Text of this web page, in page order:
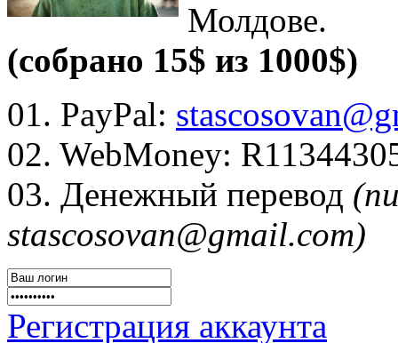
Молдове.
(собрано 15$ из 1000$)
01. PayPal:
02. WebMoney:
03. Денежный перевод
stascosovan@gmail.com)
Регистрация аккаунта